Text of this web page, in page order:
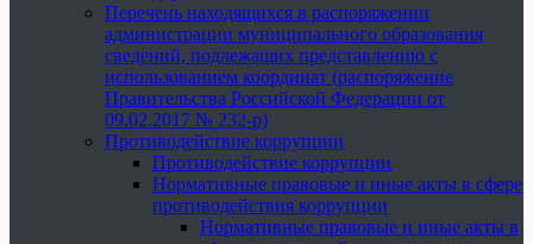
Перечень находящихся в распоряжении
администрации муниципального образования
сведений, подлежащих представлению с
использованием координат (распоряжение
Правительства Российской Федерации от
09.02.2017 № 232-р)
Противодействие коррупции
Противодействие коррупции
Нормативные правовые и иные акты в сфере
противодействия коррупции
Нормативные правовые и иные акты в